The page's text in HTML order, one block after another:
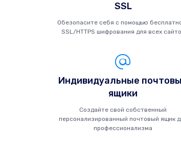
SSL
Обезопасите себя с помощью
SSL/HTTPS шифрования для всех
Индивидуальные
ящики
Создайте свой собственный
персонализированный почтовый ящик
профессионализма